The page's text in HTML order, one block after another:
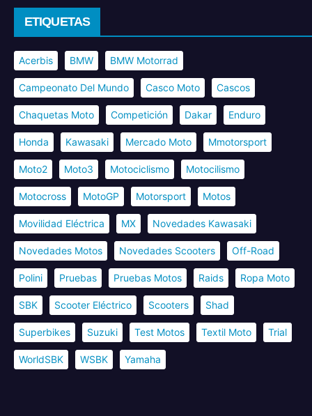
ETIQUETAS
Acerbis BMW BMW Motorrad
Campeonato Del Mundo Casco Moto Cascos
Chaquetas Moto Competición Dakar Enduro
Honda Kawasaki Mercado Moto Mmotorsport
Moto2 Moto3 Motociclismo Motocilismo
Motocross MotoGP Motorsport Motos
Movilidad Eléctrica MX Novedades Kawasaki
Novedades Motos Novedades Scooters Off-Road
Polini Pruebas Pruebas Motos Raids Ropa Moto
SBK Scooter Eléctrico Scooters Shad
Superbikes Suzuki Test Motos Textil Moto Trial
WorldSBK WSBK Yamaha